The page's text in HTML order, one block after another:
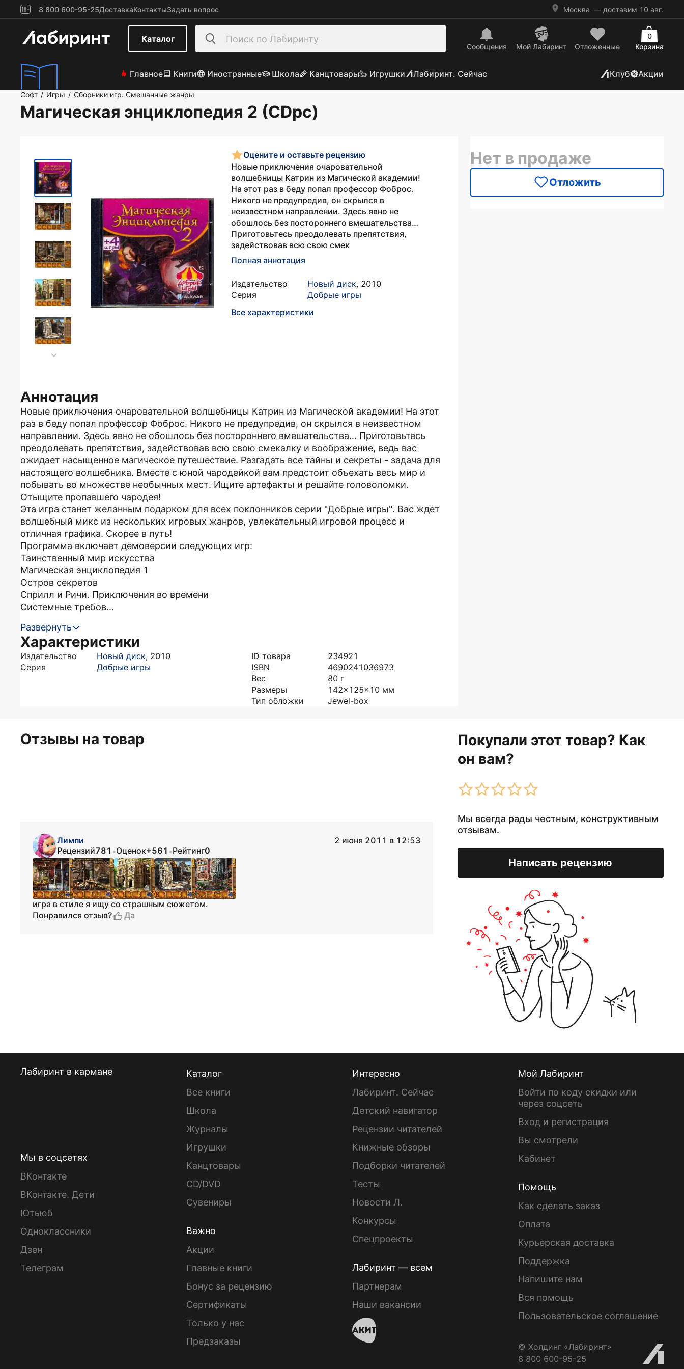
8 800 600-95-25ДоставкаКонтактыЗадать вопрос Москва — доставим 10 авг.
Каталог
Сообщения Mой Лабиринт Отложенные Корзина
0
Главное Книги Иностранные Школа Канцтовары Игрушки Лабиринт. Сейчас Клуб Акции
Софт / Игры / Сборники игр. Смешанные жанры
Магическая энциклопедия 2 (CDpc)
Оцените и оставьте рецензию
Новые приключения очаровательной
волшебницы Катрин из Магической академии!
На этот раз в беду попал профессор Фоброс.
Никого не предупредив, он скрылся в
неизвестном направлении. Здесь явно не
обошлось без постороннего вмешательства…
Приготовьтесь преодолевать препятствия,
задействовав всю свою смек
Полная аннотация
Издательство Новый диск, 2010
Серия
Добрые игры
Все характеристики
Аннотация
Новые приключения очаровательной волшебницы Катрин из Магической академии! На этот
раз в беду попал профессор Фоброс. Никого не предупредив, он скрылся в неизвестном
направлении. Здесь явно не обошлось без постороннего вмешательства… Приготовьтесь
преодолевать препятствия, задействовав всю свою смекалку и воображение, ведь вас
ожидает насыщенное магическое путешествие. Разгадать все тайны и секреты - задача для
настоящего волшебника. Вместе с юной чародейкой вам предстоит объехать весь мир и
побывать во множестве необычных мест. Ищите артефакты и решайте головоломки.
Отыщите пропавшего чародея!
Эта игра станет желанным подарком для всех поклонников серии "Добрые игры". Вас ждет
волшебный микс из нескольких игровых жанров, увлекательный игровой процесс и
отличная графика. Скорее в путь!
Программа включает демоверсии следующих игр:
Таинственный мир искусства
Магическая энциклопедия 1
Остров секретов
Сприлл и Ричи. Приключения во времени
Системные требов...
Развернуть
Характеристики
Издательство Новый диск, 2010
Серия
Добрые игры
ID товара
234921
ISBN
4690241036973
Вес
80 г
Размеры
142x125x10 мм
Тип обложки
Jewel-box
Нет в продаже
Отложить
Отзывы на товар
Покупали этот товар? Как
он вам?
Мы всегда рады честным, конструктивным
отзывам.
Написать рецензию
Лимпи
2 июня 2011 в 12:53
Рецензий781 •Оценок+561 •Рейтинг0
игра в стиле я ищу со страшным сюжетом.
Понравился отзыв?
Да
Лабиринт в кармане
Мы в соцсетях
ВКонтакте
ВКонтакте. Дети
Ютьюб
Одноклассники
Дзен
Телеграм
Каталог
Все книги
Школа
Журналы
Игрушки
Канцтовары
CD/DVD
Сувениры
Важно
Акции
Главные книги
Бонус за рецензию
Сертификаты
Только у нас
Предзаказы
Интересно
Лабиринт. Сейчас
Детский навигатор
Рецензии читателей
Книжные обзоры
Подборки читателей
Тесты
Новости Л.
Конкурсы
Спецпроекты
Лабиринт — всем
Партнерам
Наши вакансии
Мой Лабиринт
Войти по коду скидки или
через соцсеть
Вход и регистрация
Вы смотрели
Кабинет
Помощь
Как сделать заказ
Оплата
Курьерская доставка
Поддержка
Напишите нам
Вся помощь
Пользовательское соглашение
© Холдинг «Лабиринт»
8 800 600-95-25